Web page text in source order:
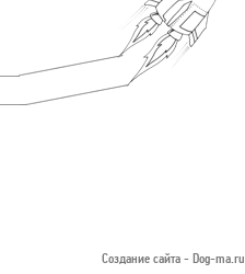
Создание сайта - Dog-ma.ru